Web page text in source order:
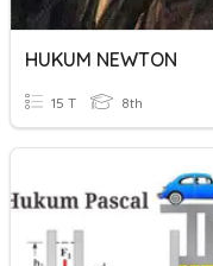
HUKUM NEWTON
15 T 8th